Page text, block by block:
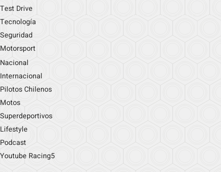
Test Drive
Tecnología
Seguridad
Motorsport
Nacional
Internacional
Pilotos Chilenos
Motos
Superdeportivos
Lifestyle
Podcast
Youtube Racing5